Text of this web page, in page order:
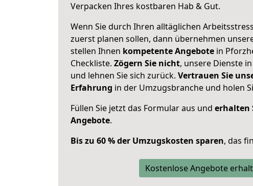
Verpacken Ihres kostbaren Hab & Gut.
Wenn Sie durch Ihren alltäglichen
zuerst planen sollen, dann übernehmen
stellen Ihnen kompetente Angebote in
Checkliste. Zögern Sie nicht, unsere Dienste
und lehnen Sie sich zurück. Vertrauen Sie
Erfahrung in der Umzugsbranche und holen
Füllen Sie jetzt das Formular aus und erhalten
Angebote.
Bis zu 60 % der Umzugskosten sparen, das
Kostenlose Angebote